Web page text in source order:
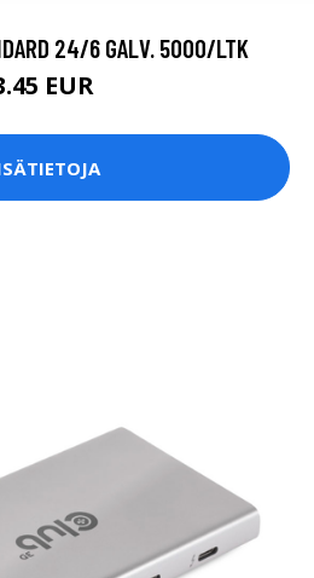
24/6 GALV. 5000/LTK
EUR